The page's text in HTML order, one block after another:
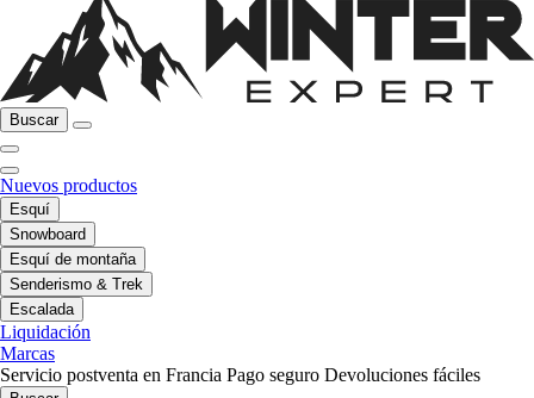
Buscar
Nuevos productos
Esquí
Snowboard
Esquí de montaña
Senderismo & Trek
Escalada
Liquidación
Marcas
Servicio postventa en Francia Pago seguro Devoluciones fáciles